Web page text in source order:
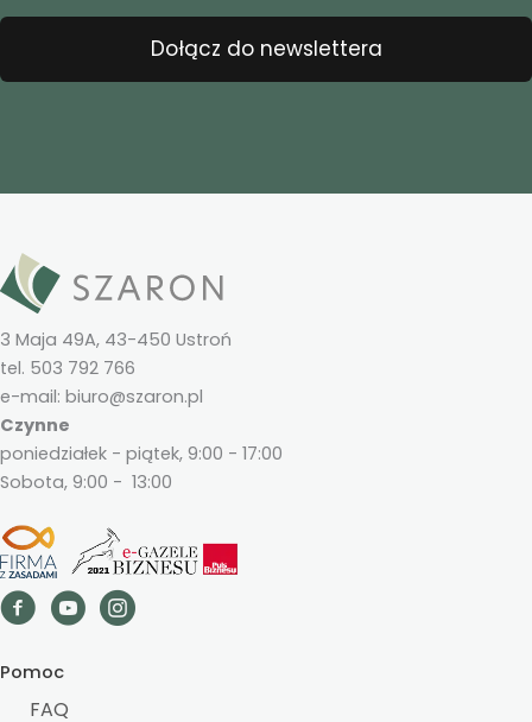
Dołącz do newslettera
3 Maja 49A, 43-450 Ustroń
tel. 503 792 766
e-mail: biuro@szaron.pl
Czynne
poniedziałek - piątek, 9:00 - 17:00
Sobota, 9:00 - 13:00
Pomoc
FAQ